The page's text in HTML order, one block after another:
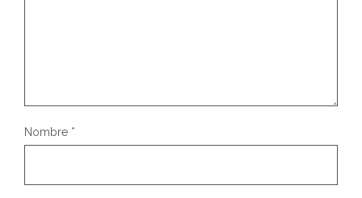
Nombre *